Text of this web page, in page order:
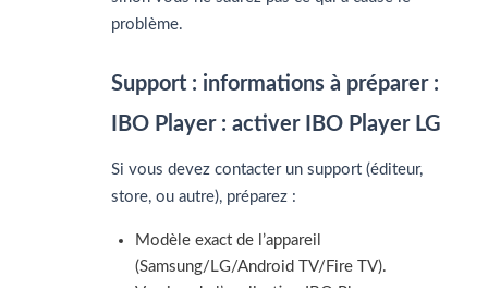
problème.
Support : informations à préparer :
IBO Player : activer IBO Player LG
Si vous devez contacter un support (éditeur,
store, ou autre), préparez :
Modèle exact de l’appareil
(Samsung/LG/Android TV/Fire TV).